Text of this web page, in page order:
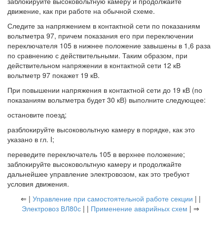
движение, как при работе на обычной схеме.
Следите за напряжением в контактной сети по показаниям
вольтметра 97, причем показания его при переключении
переключателя 105 в нижнее положение завышены в 1,6 раза
по сравнению с действительными. Таким образом, при
действительном напряжении в контактной сети 12 кВ
вольтметр 97 покажет 19 кВ.
При повышении напряжения в контактной сети до 19 кВ (по
показаниям вольтметра будет 30 кВ) выполните следующее:
остановите поезд;
разблокируйте высоковольтную камеру в порядке, как это
указано в гл. I;
переведите переключатель 105 в верхнее положение;
заблокируйте высоковольтную камеру и продолжайте
дальнейшее управление электровозом, как это требуют
условия движения.
⇐ | Управление при самостоятельной работе секции | |
Электровоз ВЛ80с | | Применение аварийных схем | ⇒